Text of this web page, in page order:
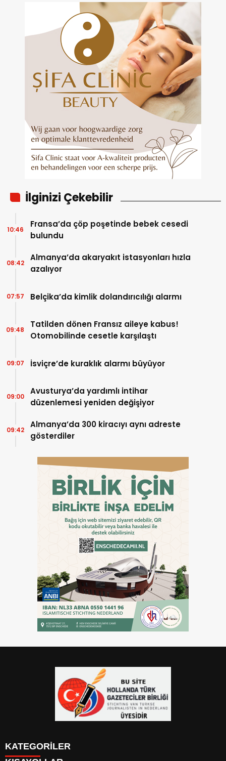
İlginizi Çekebilir
Fransa’da çöp poşetinde bebek cesedi
bulundu
10:46
Almanya’da akaryakıt istasyonları hızla
azalıyor
08:42
Belçika’da kimlik dolandırıcılığı alarmı
07:57
Tatilden dönen Fransız aileye kabus!
Otomobilinde cesetle karşılaştı
09:48
İsviçre’de kuraklık alarmı büyüyor
09:07
Avusturya’da yardımlı intihar
düzenlemesi yeniden değişiyor
09:00
Almanya’da 300 kiracıyı aynı adreste
gösterdiler
09:42
KATEGORİLER